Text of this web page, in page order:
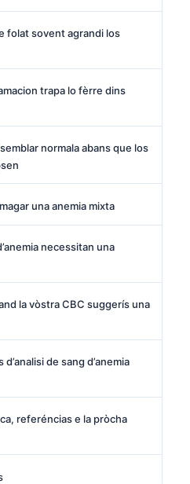
folat sovent agrandi los
trapa lo fèrre dins
normala abans que los
una anemia mixta
necessitan una
la vòstra CBC suggerís una
de sang d’anemia
referéncias e la pròcha